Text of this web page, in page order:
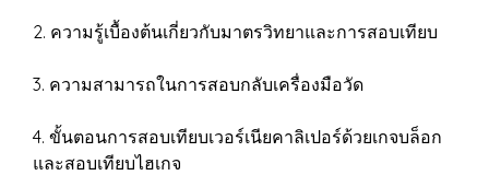
2. ความรู้เบื้องต้นเกี่ยวกับมาตรวิทยาและการสอบเทียบ
3. ความสามารถในการสอบกลับเครื่องมือวัด
4. ขั้นตอนการสอบเทียบเวอร์เนียคาลิเปอร์ด้วยเกจบล็อก
และสอบเทียบไฮเกจ